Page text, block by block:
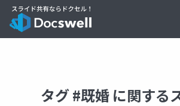
タグ #既婚 に関する